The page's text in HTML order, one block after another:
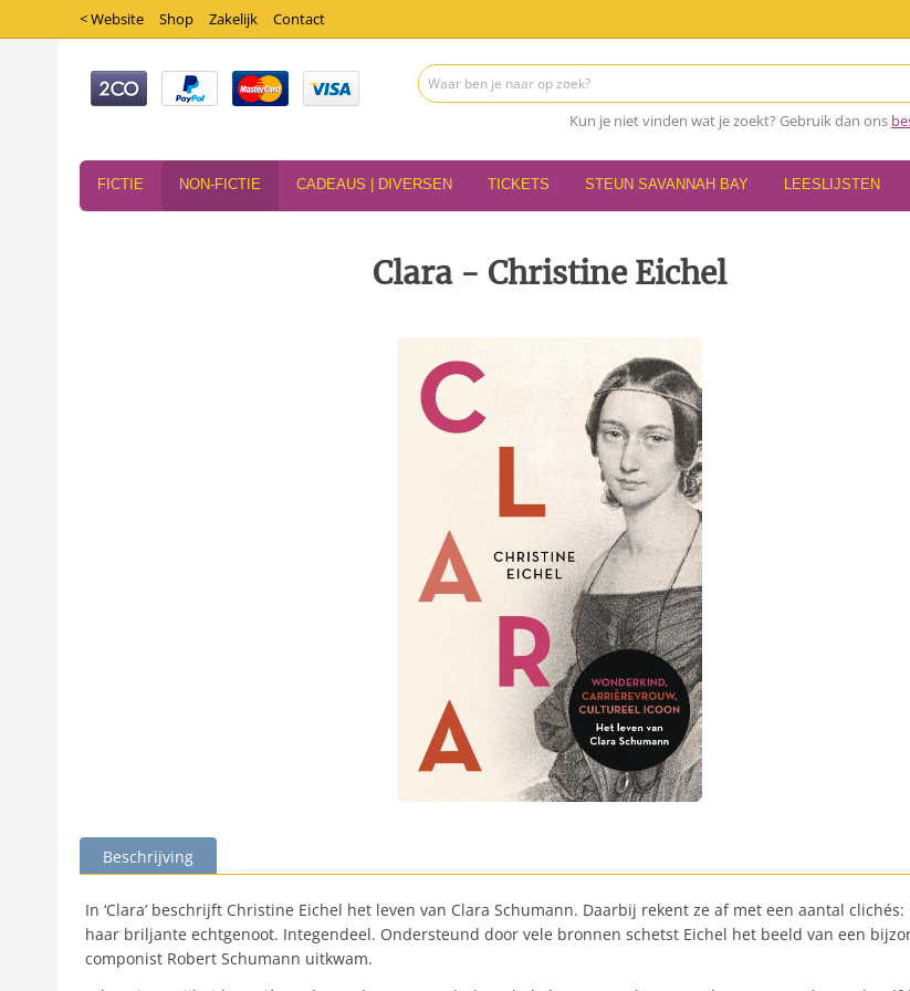
< Website Shop Zakelijk Contact
Kun je niet vinden wat je zoekt? Gebruik dan ons
FICTIE NON-FICTIE CADEAUS | DIVERSEN TICKETS STEUN SAVANNAH BAY LEESLIJSTEN
Clara - Christine Eichel
Beschrijving
In ‘Clara’ beschrijft Christine Eichel het leven van Clara Schumann. Daarbij rekent ze af met een aantal
haar briljante echtgenoot. Integendeel. Ondersteund door vele bronnen schetst Eichel het beeld van een
componist Robert Schumann uitkwam.